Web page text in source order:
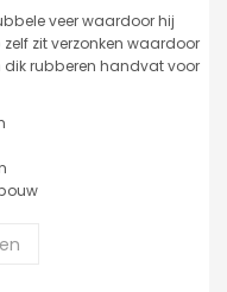
veer waardoor hij
zit verzonken waardoor
dik rubberen handvat voor